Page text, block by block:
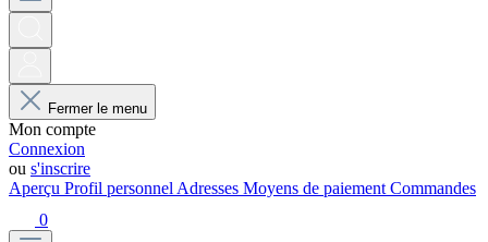
Fermer le menu
Mon compte
Connexion
ou s'inscrire
Aperçu Profil personnel Adresses Moyens de paiement Commandes
0